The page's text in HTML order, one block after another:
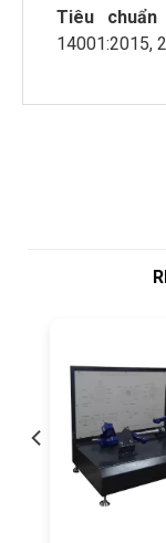
Tiêu
14001:2015,